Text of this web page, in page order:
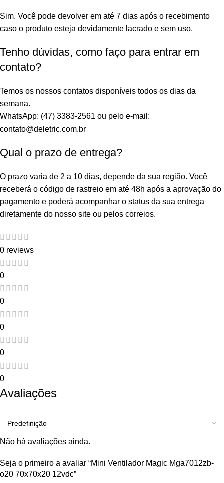
Sim. Você pode devolver em até 7 dias após o recebimento
caso o produto esteja devidamente lacrado e sem uso.
Tenho dúvidas, como faço para entrar em
contato?
Temos os nossos contatos disponíveis todos os dias da
semana.
WhatsApp: (47) 3383-2561 ou pelo e-mail:
contato@deletric.com.br
Qual o prazo de entrega?
O prazo varia de 2 a 10 dias, depende da sua região. Você
receberá o código de rastreio em até 48h após a aprovação do
pagamento e poderá acompanhar o status da sua entrega
diretamente do nosso site ou pelos correios.
0 reviews
0
0
0
0
0
Avaliações
Não há avaliações ainda.
Seja o primeiro a avaliar “Mini Ventilador Magic Mga7012zb-
o20 70x70x20 12vdc”